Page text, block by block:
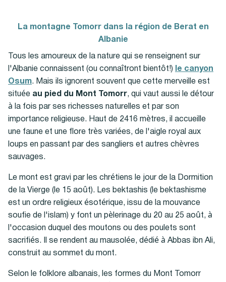
La montagne Tomorr dans la région de Berat en
Albanie
Tous les amoureux de la nature qui se renseignent sur
l'Albanie connaissent (ou connaîtront bientôt!)
le canyon
Osum. Mais ils ignorent souvent que cette merveille est
située au pied du Mont Tomorr, qui vaut aussi le détour
à la fois par ses richesses naturelles et par son
importance religieuse. Haut de 2416 mètres, il accueille
une faune et une flore très variées, de l'aigle royal aux
loups en passant par des sangliers et autres chèvres
sauvages.
Le mont est gravi par les chrétiens le jour de la Dormition
de la Vierge (le 15 août). Les bektashis (le bektashisme
est un ordre religieux ésotérique, issu de la mouvance
soufie de l'islam) y font un pèlerinage du 20 au 25 août, à
l'occasion duquel des moutons ou des poulets sont
sacrifiés. Il se rendent au mausolée, dédié à Abbas ibn Ali,
construit au sommet du mont.
Selon le folklore albanais, les formes du Mont Tomorr